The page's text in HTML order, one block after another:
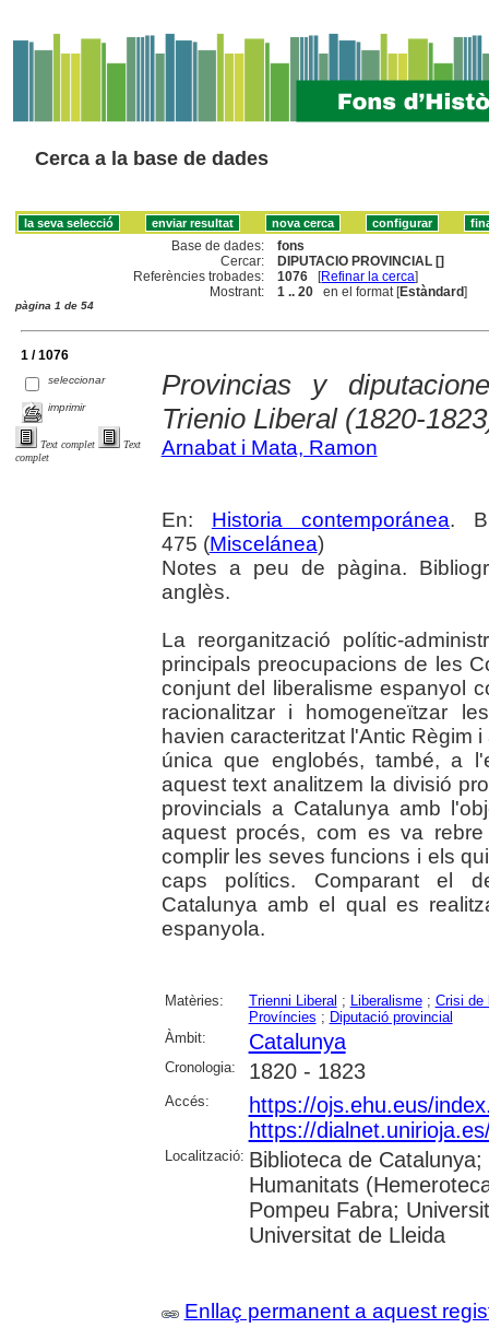
Cerca a la base de dades
Base de dades:
fons
Cercar:
DIPUTACIO PROVINCIAL []
Referències trobades:
1076 [Refinar la cerca]
Mostrant:
1 .. 20 en el format [Estàndard]
pàgina 1 de 54
1 / 1076
seleccionar
imprimir
Text complet
Text
complet
Provincias y
Trienio Liberal (1820-
Arnabat i Mata, Ramon
En: Historia contemporánea.
475 (Miscelánea)
Notes a peu de pàgina.
anglès.
La reorganització polític-
principals preocupacions de les
conjunt del liberalisme espanyol
racionalitzar i homogeneïtzar
havien caracteritzat l'Antic Règim
única que englobés, també, a
aquest text analitzem la divisió
provincials a Catalunya amb
aquest procés, com es va
complir les seves funcions i els
caps polítics. Comparant el
Catalunya amb el qual es
espanyola.
Matèries: Trienni Liberal ; Liberalisme; Crisi de
Províncies ; Diputació provincial
Àmbit:
Catalunya
Cronologia: 1820 - 1823
Accés:
https://ojs.ehu.eus/
https://
Localització: Biblioteca de
Humanitats
Pompeu Fabra;
Universitat de Lleida
Enllaç permanent a aquest